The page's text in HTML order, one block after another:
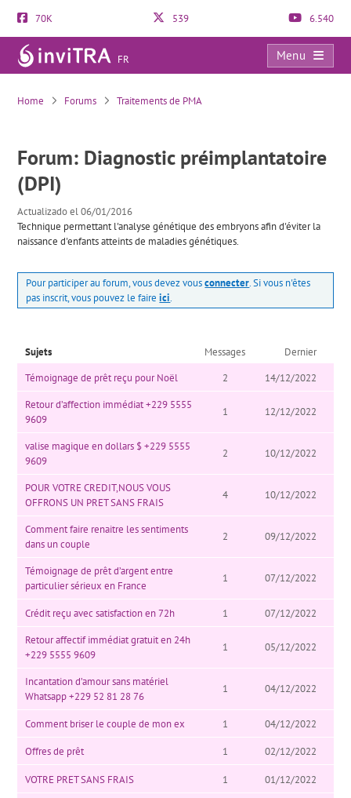
70K 539 6.540
FR
Menu
Diagnostic préimplantatoire (DPI)
Home Forums Traitements de PMA
Forum: Diagnostic préimplantatoire
(DPI)
Actualizado el 06/01/2016
Technique permettant l'analyse génétique des embryons afin d'éviter la
naissance d'enfants atteints de maladies génétiques.
Pour participer au forum, vous devez vousconnecter. Si vous n'êtes
pas inscrit, vous pouvez le faireici.
Sujets Messages
Dernier
Témoignage de prêt reçu pour Noël
2
14/12/2022
Retour d’affection immédiat +229 5555
9609
1 12/12/2022
valise magique en dollars $ +229 5555
9609
2 10/12/2022
POUR VOTRE CREDIT,NOUS VOUS
OFFRONS UN PRET SANS FRAIS
4 10/12/2022
Comment faire renaitre les sentiments
dans un couple
2 09/12/2022
Témoignage de prêt d’argent entre
particulier sérieux en France
1 07/12/2022
Crédit reçu avec satisfaction en 72h 1
07/12/2022
Retour affectif immédiat gratuit en 24h
+229 5555 9609
1 05/12/2022
Incantation d’amour sans matériel
Whatsapp +229 52 81 28 76
1 04/12/2022
Comment briser le couple de mon ex 1 04/12/2022
Offres de prêt 1 02/12/2022
VOTRE PRET SANS FRAIS 1
01/12/2022